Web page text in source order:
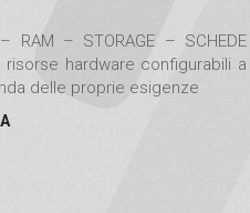
RAM – STORAGE – SCHEDE
risorse hardware configurabili a
delle proprie esigenze